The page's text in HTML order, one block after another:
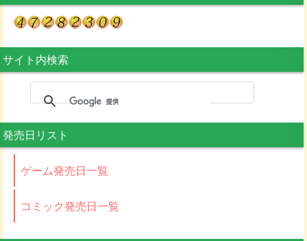
サイト内検索
発売日リスト
ゲーム発売日一覧
コミック発売日一覧